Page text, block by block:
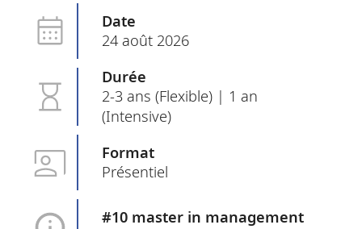
Date
24 août 2026
Durée
2-3 ans (Flexible) | 1 an
(Intensive)
Format
Présentiel
#10 master in management